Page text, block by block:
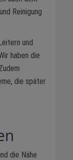
Reinigung
und
haben die
die später
die Nähe